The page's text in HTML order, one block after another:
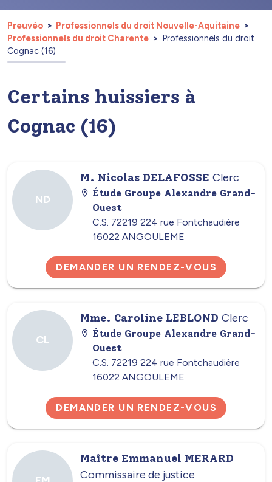
Preuvéo
Professionnels du droit Nouvelle-Aquitaine
Professionnels du droit Charente
Professionnels du droit
Cognac (16)
Certains huissiers à
Cognac (16)
ND
M. Nicolas DELAFOSSE Clerc
Étude Groupe Alexandre Grand-
Ouest
C.S. 72219 224 rue Fontchaudière
16022 ANGOULEME
DEMANDER UN RENDEZ-VOUS
CL
Mme. Caroline LEBLOND Clerc
Étude Groupe Alexandre Grand-
Ouest
C.S. 72219 224 rue Fontchaudière
16022 ANGOULEME
DEMANDER UN RENDEZ-VOUS
Maître Emmanuel MERARD
Commissaire de justice